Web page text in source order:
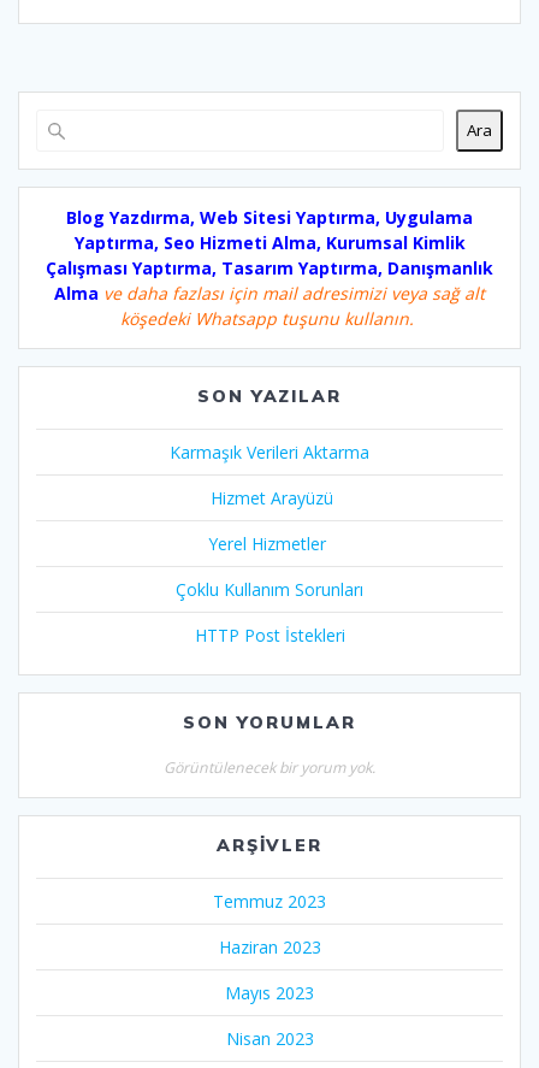
Ara
Blog Yazdırma, Web Sitesi Yaptırma, Uygulama
Yaptırma, Seo Hizmeti Alma, Kurumsal Kimlik
Çalışması Yaptırma, Tasarım Yaptırma, Danışmanlık
Alma ve daha fazlası için mail adresimizi veya sağ alt
köşedeki Whatsapp tuşunu kullanın.
SON YAZILAR
Karmaşık Verileri Aktarma
Hizmet Arayüzü
Yerel Hizmetler
Çoklu Kullanım Sorunları
HTTP Post İstekleri
SON YORUMLAR
Görüntülenecek bir yorum yok.
ARŞIVLER
Temmuz 2023
Haziran 2023
Mayıs 2023
Nisan 2023